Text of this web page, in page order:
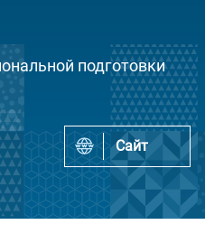
подготовки
Сайт